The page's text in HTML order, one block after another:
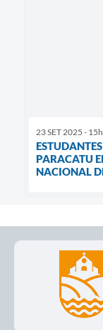
23 SET 2025 -
PARACATU
NACIONAL